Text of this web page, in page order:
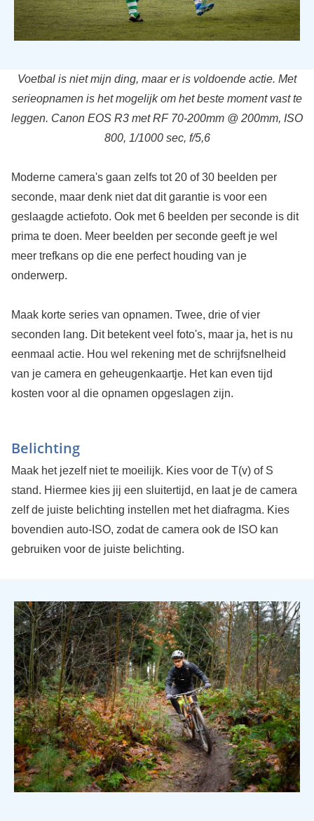
Voetbal is niet mijn ding, maar er is voldoende actie. Met
serieopnamen is het mogelijk om het beste moment vast te
leggen. Canon EOS R3 met RF 70-200mm @ 200mm, ISO
800, 1/1000 sec, f/5,6
Moderne camera's gaan zelfs tot 20 of 30 beelden per
seconde, maar denk niet dat dit garantie is voor een
geslaagde actiefoto. Ook met 6 beelden per seconde is dit
prima te doen. Meer beelden per seconde geeft je wel
meer trefkans op die ene perfect houding van je
onderwerp.
Maak korte series van opnamen. Twee, drie of vier
seconden lang. Dit betekent veel foto's, maar ja, het is nu
eenmaal actie. Hou wel rekening met de schrijfsnelheid
van je camera en geheugenkaartje. Het kan even tijd
kosten voor al die opnamen opgeslagen zijn.
Belichting
Maak het jezelf niet te moeilijk. Kies voor de T(v) of S
stand. Hiermee kies jij een sluitertijd, en laat je de camera
zelf de juiste belichting instellen met het diafragma. Kies
bovendien auto-ISO, zodat de camera ook de ISO kan
gebruiken voor de juiste belichting.